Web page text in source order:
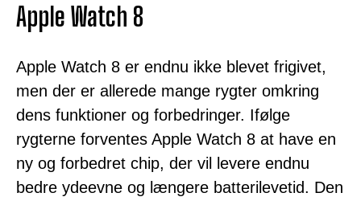
Apple Watch 8
Apple Watch 8 er endnu ikke blevet frigivet,
men der er allerede mange rygter omkring
dens funktioner og forbedringer. Ifølge
rygterne forventes Apple Watch 8 at have en
ny og forbedret chip, der vil levere endnu
bedre ydeevne og længere batterilevetid. Den